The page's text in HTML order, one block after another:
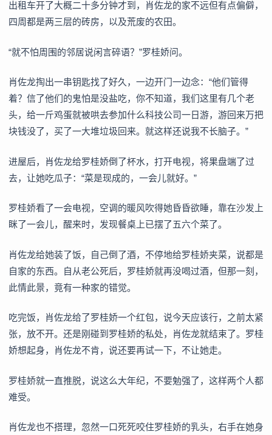
出租车开了大概二十多分钟才到，肖佐龙的家不远但有点偏僻，
四周都是两三层的砖房，以及荒废的农田。
“就不怕周围的邻居说闲言碎语？”罗桂娇问。
肖佐龙掏出一串钥匙找了好久，一边开门一边念：“他们管得
着？信了他们的鬼怕是没盐吃，你不知道，我们这里有几个老
头，给一斤鸡蛋就被哄去参加什么科技公司一日游，游回来万把
块钱没了，买了一大堆垃圾回来。就这样还说我不长脑子。”
进屋后，肖佐龙给罗桂娇倒了杯水，打开电视，将果盘端了过
去，让她吃瓜子：“菜是现成的，一会儿就好。”
罗桂娇看了一会电视，空调的暖风吹得她昏昏欲睡，靠在沙发上
眯了一会儿，醒来时，发现餐桌上已摆了五六个菜了。
肖佐龙给她装了饭，自己倒了酒，不停地给罗桂娇夹菜，说都是
自家的东西。自从老公死后，罗桂娇就再没喝过酒，但那一刻，
此情此景，竟有一种家的错觉。
吃完饭，肖佐龙给了罗桂娇一个红包，说今天应该行，之前太紧
张，放不开。还是刚碰到罗桂娇的私处，肖佐龙就结束了。罗桂
娇想起身，肖佐龙不肯，说还要再试一下，不让她走。
罗桂娇就一直推脱，说这么大年纪，不要勉强了，这样两个人都
难受。
肖佐龙也不搭理，忽然一口死死咬住罗桂娇的乳头，右手在她身